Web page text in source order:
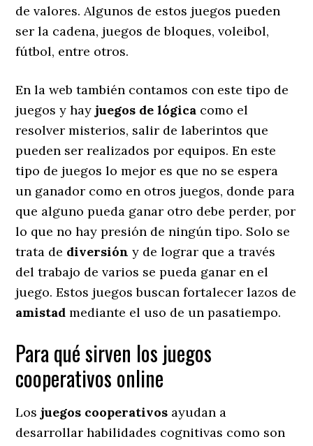
de valores. Algunos de estos juegos pueden
ser la cadena, juegos de bloques, voleibol,
fútbol, entre otros.
En la web también contamos con este tipo de
juegos y hayjuegos de lógica como el
resolver misterios, salir de laberintos que
pueden ser realizados por equipos. En este
tipo de juegos lo mejor es que no se espera
un ganador como en otros juegos, donde para
que alguno pueda ganar otro debe perder, por
lo que no hay presión de ningún tipo. Solo se
trata de diversión y de lograr que a través
del trabajo de varios se pueda ganar en el
juego. Estos juegos buscan fortalecer lazos de
amistad mediante el uso de un pasatiempo.
Para qué sirven los juegos
cooperativos online
Los juegos cooperativos ayudan a
desarrollar habilidades cognitivas como son